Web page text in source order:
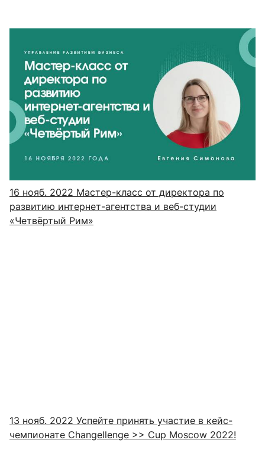
16 нояб. 2022 Мастер-класс от директора по
развитию интернет-агентства и веб-студии
«Четвёртый Рим»
13 нояб. 2022 Успейте принять участие в кейс-
чемпионате Changellenge >> Cup Moscow 2022!